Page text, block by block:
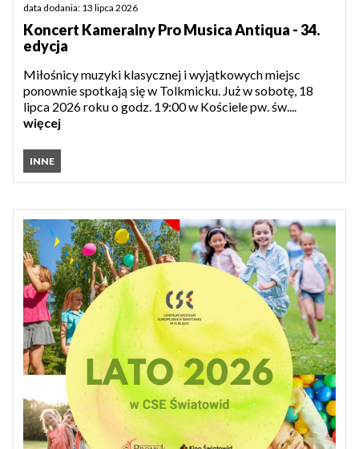
data dodania: 13 lipca 2026
Koncert Kameralny Pro Musica Antiqua - 34.
edycja
Miłośnicy muzyki klasycznej i wyjątkowych miejsc
ponownie spotkają się w Tolkmicku. Już w sobotę, 18
lipca 2026 roku o godz. 19:00 w Kościele pw. św....
więcej
INNE